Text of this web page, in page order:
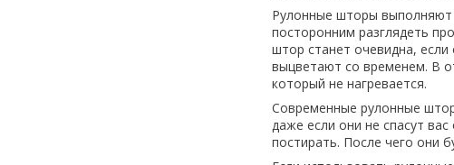
Рулонные шторы выполняют
посторонним разглядеть
штор станет очевидна,
выцветают со временем. В
который не нагревается.
Современные рулонные
даже если они не спасут
постирать. После чего они